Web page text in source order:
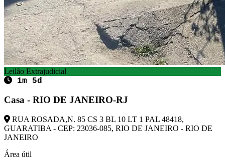
Leilão Extrajudicial
1m 5d
Casa - RIO DE JANEIRO-RJ
RUA ROSADA,N. 85 CS 3 BL 10 LT 1 PAL 48418,
GUARATIBA - CEP: 23036-085, RIO DE JANEIRO - RIO DE
JANEIRO
Área útil